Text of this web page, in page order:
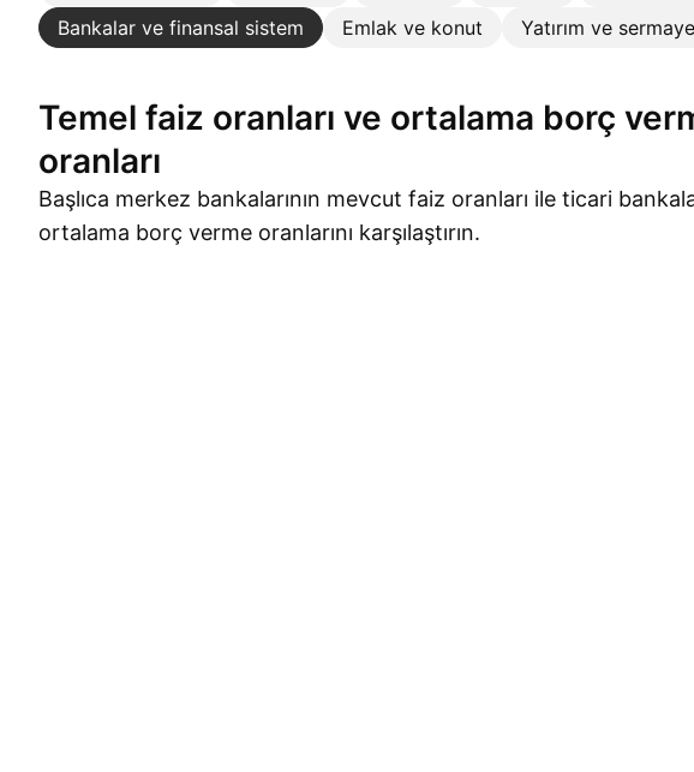
Bankalar ve finansal sistem
Emlak ve konut Yatırım ve
Temel faiz oranları ve ortalama borç
oranları
Başlıca merkez bankalarının mevcut faiz oranları ile ticari
ortalama borç verme oranlarını karşılaştırın.